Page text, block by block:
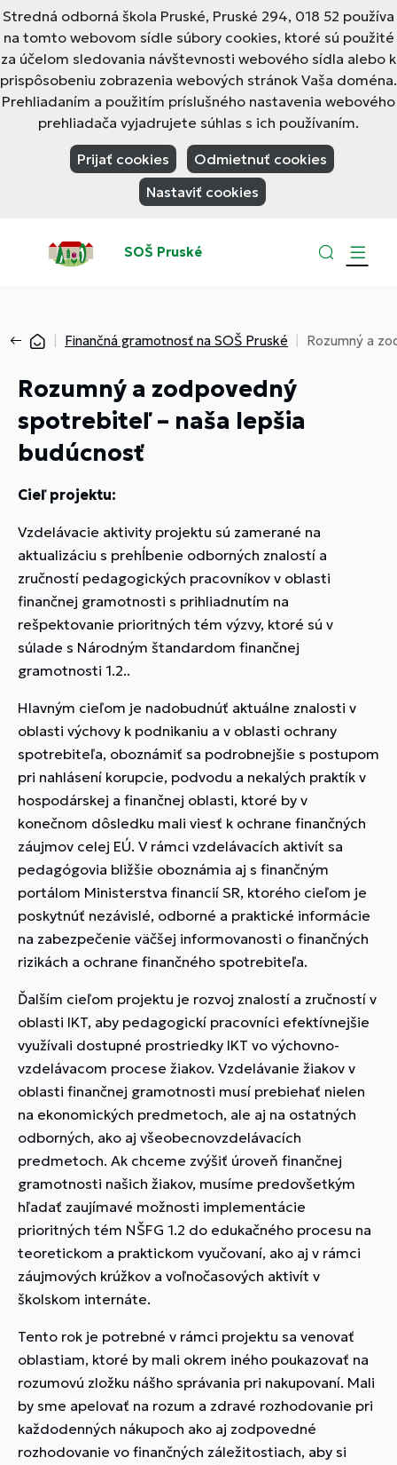
Stredná odborná škola Pruské, Pruské 294, 018 52 používa
na tomto webovom sídle súbory cookies, ktoré sú použité
za účelom sledovania návštevnosti webového sídla alebo k
prispôsobeniu zobrazenia webových stránok Vaša doména.
Prehliadaním a použitím príslušného nastavenia webového
prehliadača vyjadrujete súhlas s ich používaním.
Prijať cookies
Odmietnuť cookies
Nastaviť cookies
SOŠ Pruské
Finančná gramotnosť na SOŠ Pruské Rozumný a
Rozumný a zodpovedný
spotrebiteľ – naša lepšia
budúcnosť
Cieľ projektu:
Vzdelávacie aktivity projektu sú zamerané na
aktualizáciu s prehĺbenie odborných znalostí a
zručností pedagogických pracovníkov v oblasti
finančnej gramotnosti s prihliadnutím na
rešpektovanie prioritných tém výzvy, ktoré sú v
súlade s Národným štandardom finančnej
gramotnosti 1.2..
Hlavným cieľom je nadobudnúť aktuálne znalosti v
oblasti výchovy k podnikaniu a v oblasti ochrany
spotrebiteľa, oboznámiť sa podrobnejšie s postupom
pri nahlásení korupcie, podvodu a nekalých praktík v
hospodárskej a finančnej oblasti, ktoré by v
konečnom dôsledku mali viesť k ochrane finančných
záujmov celej EÚ. V rámci vzdelávacích aktivít sa
pedagógovia bližšie oboznámia aj s finančným
portálom Ministerstva financií SR, ktorého cieľom je
poskytnúť nezávislé, odborné a praktické informácie
na zabezpečenie väčšej informovanosti o finančných
rizikách a ochrane finančného spotrebiteľa.
Ďalším cieľom projektu je rozvoj znalostí a zručností v
oblasti IKT, aby pedagogickí pracovníci efektívnejšie
využívali dostupné prostriedky IKT vo výchovno-
vzdelávacom procese žiakov. Vzdelávanie žiakov v
oblasti finančnej gramotnosti musí prebiehať nielen
na ekonomických predmetoch, ale aj na ostatných
odborných, ako aj všeobecnovzdelávacích
predmetoch. Ak chceme zvýšiť úroveň finančnej
gramotnosti našich žiakov, musíme predovšetkým
hľadať zaujímavé možnosti implementácie
prioritných tém NŠFG 1.2 do edukačného procesu na
teoretickom a praktickom vyučovaní, ako aj v rámci
záujmových krúžkov a voľnočasových aktivít v
školskom internáte.
Tento rok je potrebné v rámci projektu sa venovať
oblastiam, ktoré by mali okrem iného poukazovať na
rozumovú zložku nášho správania pri nakupovaní. Mali
by sme apelovať na rozum a zdravé rozhodovanie pri
každodenných nákupoch ako aj zodpovedné
rozhodovanie vo finančných záležitostiach, aby si